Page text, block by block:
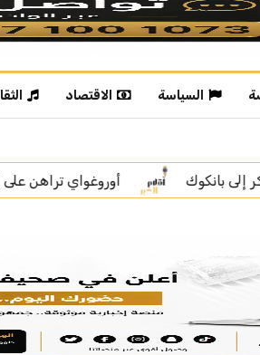
السياسة الاقتصاد
تراهن على أسطورتها فورلان لقيادة